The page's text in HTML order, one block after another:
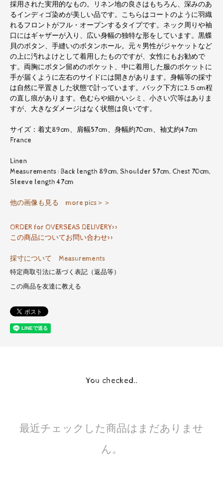
採用された実用的なもの。リネン地の良さはもちろん、深みのあ
るインディゴ染めが美しい品です。こちらはコートのように羽織
れるフロントがフル・オープンするタイプです。ネック周りや袖
口にはギャザーが入り、広い身幅の独特な形をしています。黒蝶
貝のボタン、手縫いのボタンホール。元々男性がジャケットなど
の上に汚れよけとして着用したものですが、女性にもお勧めで
す。両胸にボタン留めのポケット、中に着用した服のポケットに
手が届くように左右のサイドには開きがあります。身幅等の採寸
は自然に平置きした状態で計っています。バック下方に2.５cm程
の直し痕があります。色むらや細かいシミ、小さい穴等はありま
すが、大きなダメージはなく状態は良いです。
サイズ：着丈89cm、肩幅57cm、身幅約70cm、袖丈約47cm
France
Linen
Measurements : Back length 89cm, Shoulder 57cm, Chest 70cm,
Sleeve length 47cm
他の画像も見る more pics＞＞
ORDER for OVERSEAS DELIVERY>>
この商品についてお問い合わせ>>
採寸について Measurements
特定商取引法に基づく表記（返品等）
この商品を友達に教える
You checked..
最近チェックした商品はまだありませ
ん。